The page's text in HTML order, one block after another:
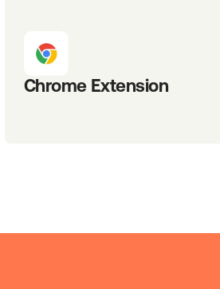
Chrome Extension